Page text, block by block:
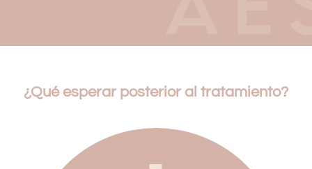
¿Qué esperar posterior al tratamiento?